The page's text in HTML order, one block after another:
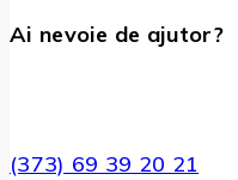
Ai nevoie de ajutor?
(373) 69 39 20 21